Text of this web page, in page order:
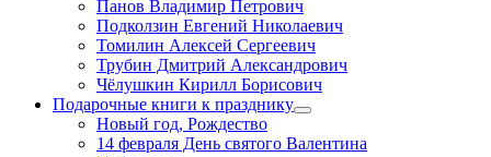
Панов Владимир Петрович
Подколзин Евгений Николаевич
Томилин Алексей Сергеевич
Трубин Дмитрий Александрович
Чёлушкин Кирилл Борисович
Подарочные книги к празднику
Новый год, Рождество
14 февраля День святого Валентина